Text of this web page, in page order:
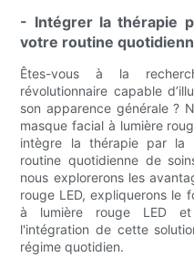
- Intégrer la thérapie
votre routine
Êtes-vous à la
révolutionnaire capable
son apparence générale ?
masque facial à lumière
intègre la thérapie par la
routine quotidienne de
nous explorerons les
rouge LED, expliquerons le
à lumière rouge LED
l'intégration de cette
régime quotidien.